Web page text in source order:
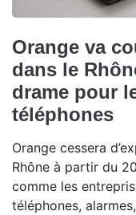
Orange va
dans le
drame pour
téléphones
Orange cessera
Rhône à partir du
comme les
téléphones,